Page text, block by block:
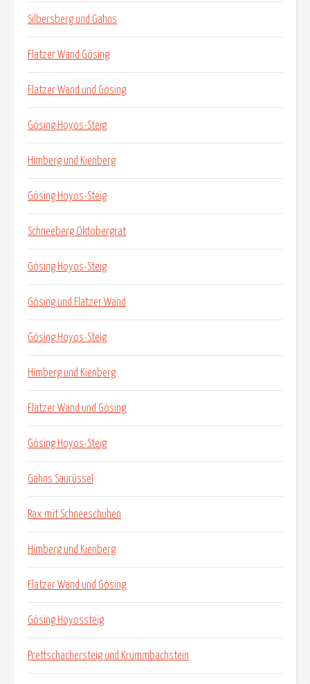
Silbersberg und Gahns
Flatzer Wand Gösing
Flatzer Wand und Gösing
Gösing Hoyos-Steig
Himberg und Kienberg
Gösing Hoyos-Steig
Schneeberg Oktobergrat
Gösing Hoyos-Steig
Gösing und Flatzer Wand
Gösing Hoyos-Steig
Himberg und Kienberg
Flatzer Wand und Gösing
Gösing Hoyos-Steig
Gahns Saurüssel
Rax mit Schneeschuhen
Himberg und Kienberg
Flatzer Wand und Gösing
Gösing Hoyossteig
Prettschachersteig und Krummbachstein